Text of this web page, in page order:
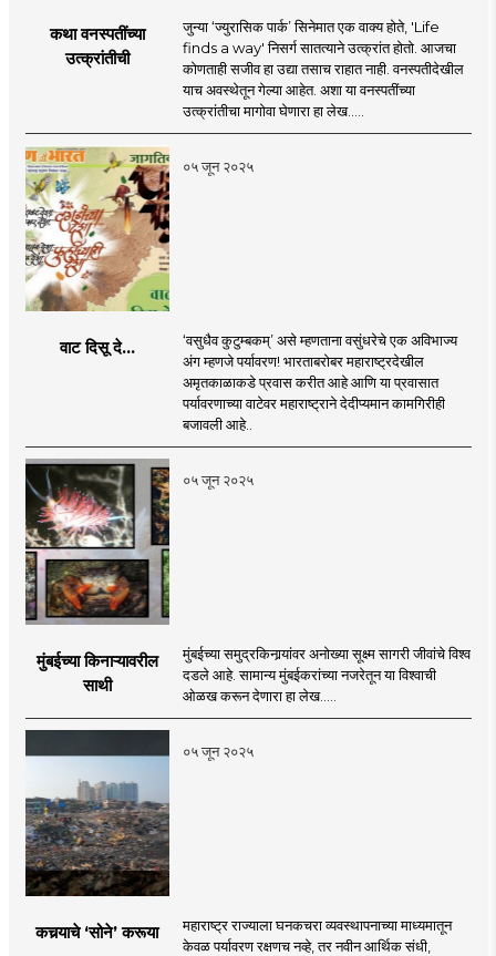
कथा वनस्पतींच्या
उत्क्रांतीची
जुन्या ‘ज्युरासिक पार्क’ सिनेमात एक वाक्य होते, 'Life
finds a way' निसर्ग सातत्याने उत्क्रांत होतो. आजचा
कोणताही सजीव हा उद्या तसाच राहात नाही. वनस्पतीदेखील
याच अवस्थेतून गेल्या आहेत. अशा या वनस्पतींच्या
उत्क्रांतीचा मागोवा घेणारा हा लेख.....
०५ जून २०२५
वाट दिसू दे...
‘वसुधैव कुटुम्बकम्’ असे म्हणताना वसुंधरेचे एक अविभाज्य
अंग म्हणजे पर्यावरण! भारताबरोबर महाराष्ट्रदेखील
अमृतकाळाकडे प्रवास करीत आहे आणि या प्रवासात
पर्यावरणाच्या वाटेवर महाराष्ट्राने देदीप्यमान कामगिरीही
बजावली आहे..
०५ जून २०२५
मुंबईच्या किनाऱ्यावरील
साथी
मुंबईच्या समुद्रकिनार्‍यांवर अनोख्या सूक्ष्म सागरी जीवांचे विश्व
दडले आहे. सामान्य मुंबईकरांच्या नजरेतून या विश्वाची
ओळख करून देणारा हा लेख.....
०५ जून २०२५
कचर्‍याचे ‘सोने’ करूया
महाराष्ट्र राज्याला घनकचरा व्यवस्थापनाच्या माध्यमातून
केवळ पर्यावरण रक्षणच नव्हे, तर नवीन आर्थिक संधी,